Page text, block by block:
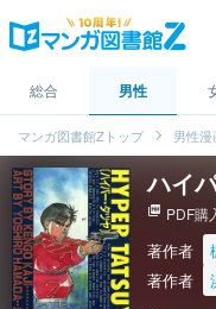
総合 男性
マンガ図書館Zトップ 男性漫
ハイ
picture_as_pdf PDF購
著作者
著作者